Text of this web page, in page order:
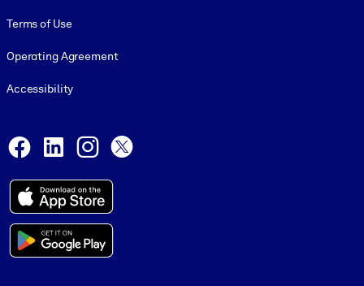
Terms of Use
Operating Agreement
Accessibility
Facebook
LinkedInInstagram